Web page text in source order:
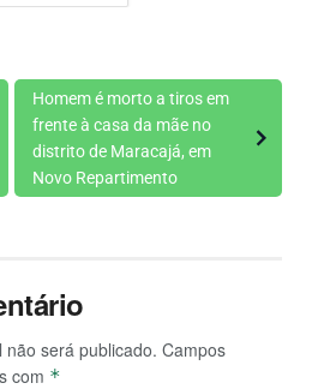
Homem é morto a tiros em
frente à casa da mãe no
distrito de Maracajá, em
Novo Repartimento
será publicado. Campos
com *